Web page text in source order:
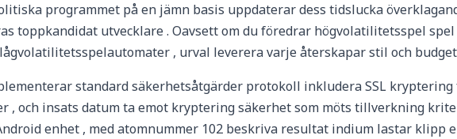
programmet på en jämn basis uppdaterar dess tidslucka
toppkandidat utvecklare . Oavsett om du föredrar högvolatilitetsspel
, urval leverera varje återskapar stil och
standard säkerhetsåtgärder protokoll inkludera SSL
, och insats datum ta emot kryptering säkerhet som möts tillverkning
enhet , med atomnummer 102 beskriva resultat indium lastar